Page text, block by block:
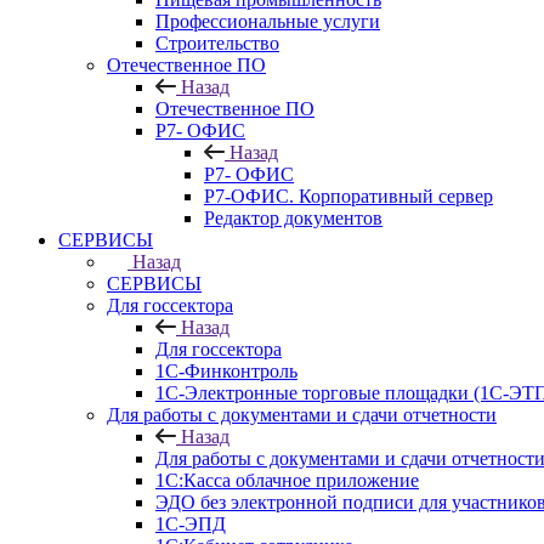
Профессиональные услуги
Строительство
Отечественное ПО
Назад
Отечественное ПО
Р7- ОФИС
Назад
Р7- ОФИС
Р7-ОФИС. Корпоративный сервер
Редактор документов
СЕРВИСЫ
Назад
СЕРВИСЫ
Для госсектора
Назад
Для госсектора
1С-Финконтроль
1С-Электронные торговые площадки (1С-
Для работы с документами и сдачи отчетности
Назад
Для работы с документами и сдачи отчетности
1С:Касса облачное приложение
ЭДО без электронной подписи для
1С-ЭПД